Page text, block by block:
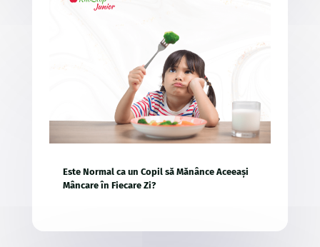
Este Normal ca un Copil să Mănânce Aceeași
Mâncare în Fiecare Zi?